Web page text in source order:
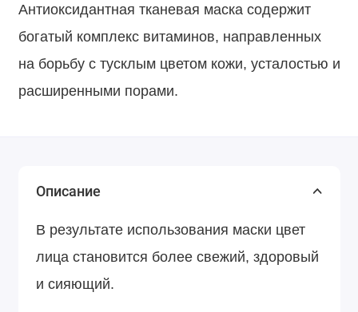
Антиоксидантная тканевая маска содержит
богатый комплекс витаминов, направленных
на борьбу с тусклым цветом кожи, усталостью и
расширенными порами.
Описание
В результате использования маски цвет
лица становится более свежий, здоровый
и сияющий.